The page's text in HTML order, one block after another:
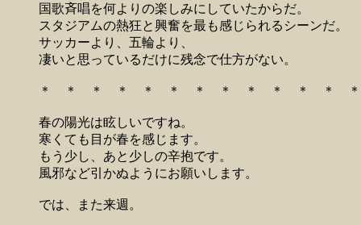
国歌斉唱を何よりの楽しみにしていたからだ。
スタジアムの熱狂と興奮を最も感じられるシーンだ。
サッカーより、五輪より、
凄いと思っているだけに残念で仕方がない。
＊ ＊ ＊ ＊ ＊ ＊ ＊ ＊ ＊ ＊ ＊ ＊
春の陽光は眩しいですね。
寒くても目が春を感じます。
もう少し、あと少しの辛抱です。
風邪など引かぬようにお願いします。
では、また来週。